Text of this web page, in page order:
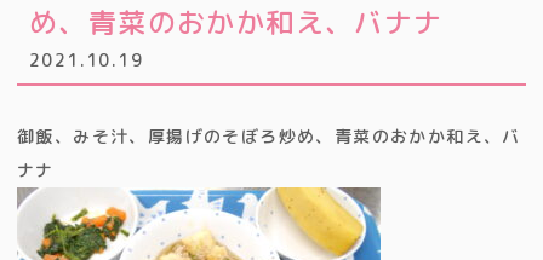
め、青菜のおかか和え、バナナ
2021.10.19
御飯、みそ汁、厚揚げのそぼろ炒め、青菜のおかか和え、バ
ナナ